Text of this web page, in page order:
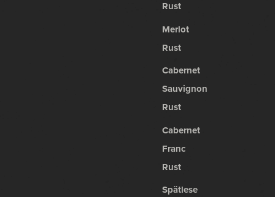
Rust
Merlot
Rust
Cabernet
Sauvignon
Rust
Cabernet
Franc
Rust
Spätlese